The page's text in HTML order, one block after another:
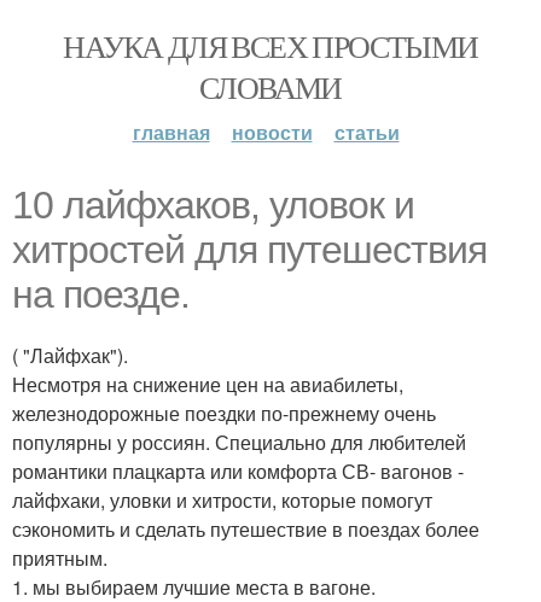
НАУКА ДЛЯ ВСЕХ ПРОСТЫМИ
СЛОВАМИ
главная новости статьи
10 лайфхаков, уловок и
хитростей для путешествия
на поезде.
( "Лайфхак").
Несмотря на снижение цен на авиабилеты,
железнодорожные поездки по-прежнему очень
популярны у россиян. Специально для любителей
романтики плацкарта или комфорта СВ- вагонов -
лайфхаки, уловки и хитрости, которые помогут
сэкономить и сделать путешествие в поездах более
приятным.
1. мы выбираем лучшие места в вагоне.